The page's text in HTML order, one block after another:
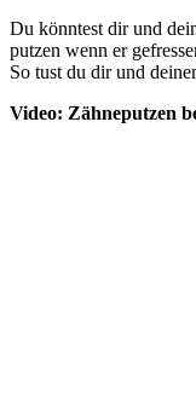
Du könntest dir und
putzen wenn er
So tust du dir und
Video: Zähneputzen